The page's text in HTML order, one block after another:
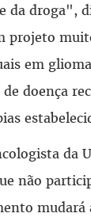
da droga",
projeto
em
doença
da
não
mudará